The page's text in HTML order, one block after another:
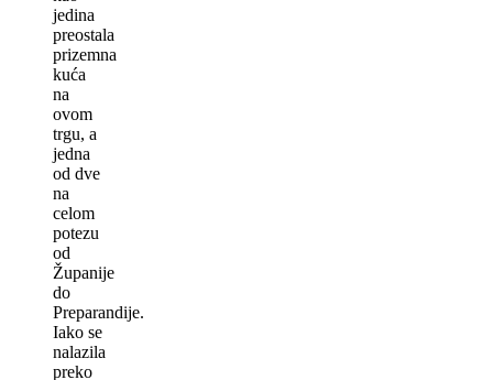
jedina
preostala
prizemna
kuća
na
ovom
trgu, a
jedna
od dve
na
celom
potezu
od
Županije
do
Preparandije.
Iako se
nalazila
preko